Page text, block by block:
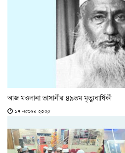
আজ মওলানা ভাসানীর ৪৯তম মৃত্যুবার্ষিকী
১৭ নভেম্বর ২০২৫